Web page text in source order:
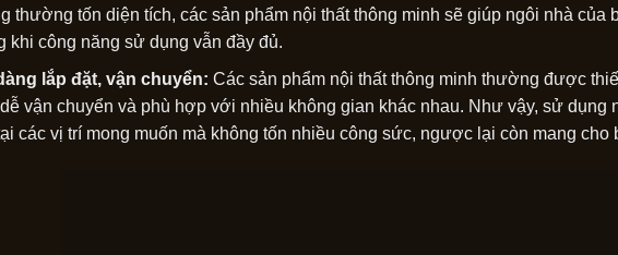
thường tốn diện tích, các sản phẩm nội thất thông minh sẽ giúp ngôi nhà của
khi công năng sử dụng vẫn đầy đủ.
lắp đặt, vận chuyển: Các sản phẩm nội thất thông minh thường được
vận chuyển và phù hợp với nhiều không gian khác nhau. Như vậy, sử dụng
các vị trí mong muốn mà không tốn nhiều công sức, ngược lại còn mang cho